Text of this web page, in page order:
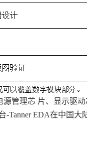
管理芯 片、显示驱
-Tanner EDA在中国大